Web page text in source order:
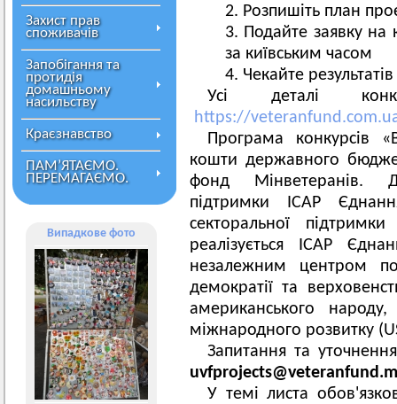
Захист прав
споживачів
Запобігання та
протидія
домашньому
насильству
Краєзнавство
ПАМ’ЯТАЄМО.
ПЕРЕМАГАЄМО.
Випадкове фото
Розпишіть план
Подайте заявку на
за київським часом
Чекайте
Усі деталі
https://
Програма конкурсів
кошти державного
фонд Мінветеранів.
підтримки ІСАР
секторальної
реалізується ІСАР
незалежним центром
демократії та
американського
міжнародного розвитку
Запитання та
У темі листа